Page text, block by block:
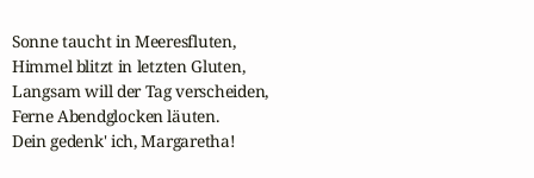
Sonne taucht in Meeresfluten,
Himmel blitzt in letzten Gluten,
Langsam will der Tag verscheiden,
Ferne Abendglocken läuten.
Dein gedenk' ich, Margaretha!